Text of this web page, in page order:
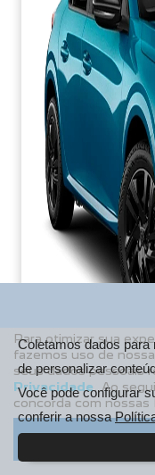
De: R$
R$ 85.213,38
Para otimizar sua
fazemos uso de
seus dados pessoais
Privacidade . Ao
concorda com nossas
Aceitar
Coletamos dados para
de personalizar
Você pode configurar
conferir a nossa